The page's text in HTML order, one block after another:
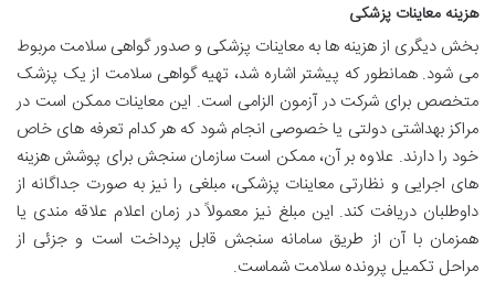
هزینه معاینات پزشکی
بخش دیگری از هزینه ها به معاینات پزشکی و صدور گواهی سلامت مربوط
می شود. همانطور که پیشتر اشاره شد، تهیه گواهی سلامت از یک پزشک
متخصص برای شرکت در آزمون الزامی است. این معاینات ممکن است در
مراکز بهداشتی دولتی یا خصوصی انجام شود که هر کدام تعرفه های خاص
خود را دارند. علاوه بر آن، ممکن است سازمان سنجش برای پوشش هزینه
های اجرایی و نظارتی معاینات پزشکی، مبلغی را نیز به صورت جداگانه از
داوطلبان دریافت کند. این مبلغ نیز معمولاً در زمان اعلام علاقه مندی یا
همزمان با آن از طریق سامانه سنجش قابل پرداخت است و جزئی از
مراحل تکمیل پرونده سلامت شماست.